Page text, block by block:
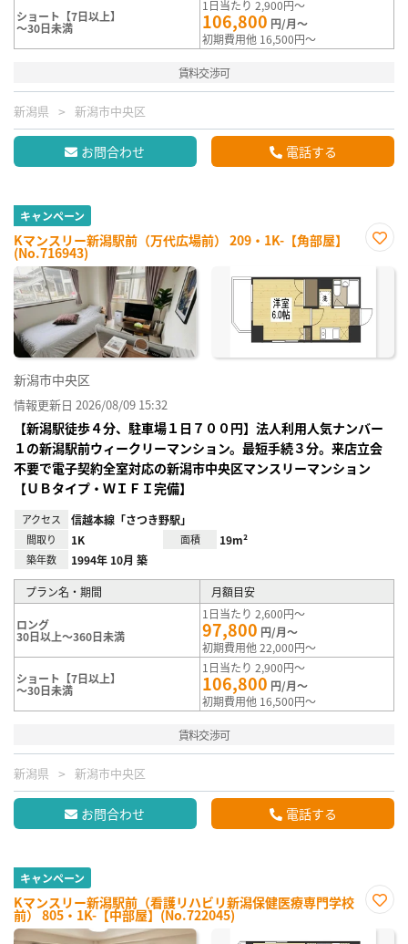
ショート【7日以上】
～30日未満
1日当たり 2,900円～
106,800 円/月～
初期費用他 16,500円～
賃料交渉可
新潟県 新潟市中央区
お問合わせ 電話する
キャンペーン
Kマンスリー新潟駅前（万代広場前） 209・1K-【角部屋】
(No.716943)
に入
新潟市中央区
情報更新日 2026/08/09 15:32
【新潟駅徒歩４分、駐車場１日７００円】法人利用人気ナンバー
１の新潟駅前ウィークリーマンション。最短手続３分。来店立会
不要で電子契約全室対応の新潟市中央区マンスリーマンション
【ＵＢタイプ・ＷＩＦＩ完備】
アクセス 信越本線「さつき野駅」
間取り 1K 面積 19m²
築年数 1994年 10月 築
プラン名・期間 月額目安
ロング
30日以上～360日未満
1日当たり 2,600円～
97,800 円/月～
初期費用他 22,000円～
ショート【7日以上】
～30日未満
1日当たり 2,900円～
106,800 円/月～
初期費用他 16,500円～
賃料交渉可
新潟県 新潟市中央区
お問合わせ 電話する
キャンペーン
Kマンスリー新潟駅前（看護リハビリ新潟保健医療専門学校
前） 805・1K-【中部屋】(No.722045)
に入